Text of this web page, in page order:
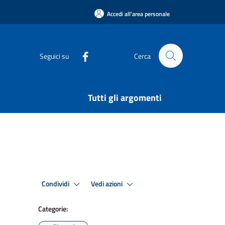
Accedi all'area personale
Seguici su Cerca
Tutti gli argomenti
Condividi Vedi azioni
Categorie: